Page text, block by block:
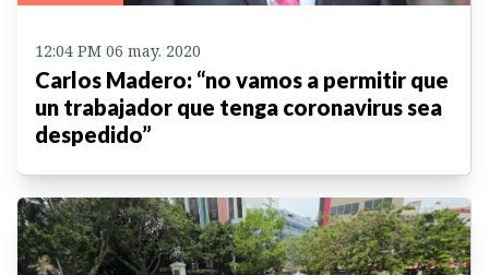
12:04 PM 06 may. 2020
Carlos Madero: “no vamos a permitir que
un trabajador que tenga coronavirus sea
despedido”